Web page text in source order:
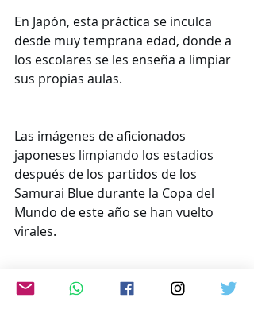
En Japón, esta práctica se inculca
desde muy temprana edad, donde a
los escolares se les enseña a limpiar
sus propias aulas.
Las imágenes de aficionados
japoneses limpiando los estadios
después de los partidos de los
Samurai Blue durante la Copa del
Mundo de este año se han vuelto
virales.
Antes del partido del sábado, el